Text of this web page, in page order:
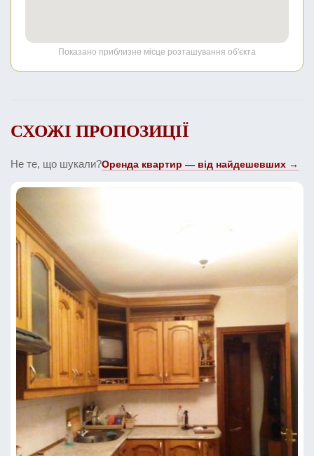
Показано приблизне місце розташування об'єкта
СХОЖІ ПРОПОЗИЦІЇ
Не те, що шукали?Оренда квартир — від найдешевших →